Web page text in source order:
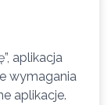
aplikacja
wymagania
aplikacje.